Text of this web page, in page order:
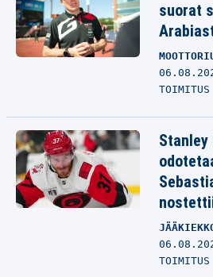
suorat
TOIMITUS
TOIMITUS